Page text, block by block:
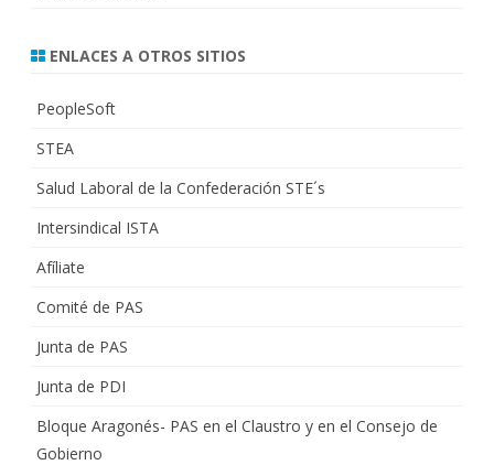
ENLACES A OTROS SITIOS
PeopleSoft
STEA
Salud Laboral de la Confederación STE´s
Intersindical ISTA
Afíliate
Comité de PAS
Junta de PAS
Junta de PDI
Bloque Aragonés- PAS en el Claustro y en el Consejo de
Gobierno